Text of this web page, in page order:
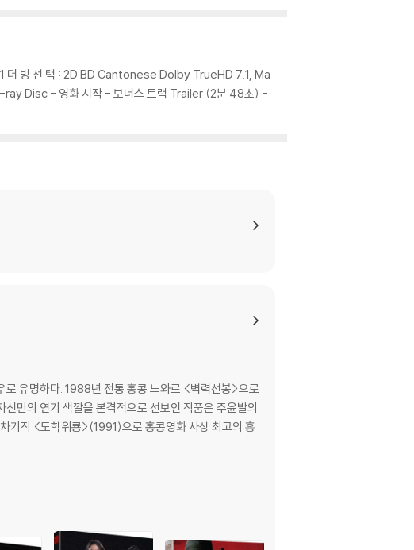
더 빙 선 택 : 2D BD Cantonese Dolby TrueHD 7.1, Ma
Disc - 영화 시작 - 보너스 트랙 Trailer (2분 48초) -
로 유명하다. 1988년 전통 홍콩 느와르 <벽력선봉>으로
기작 <도학위룡>(1991)으로 홍콩영화 사상 최고의 흥